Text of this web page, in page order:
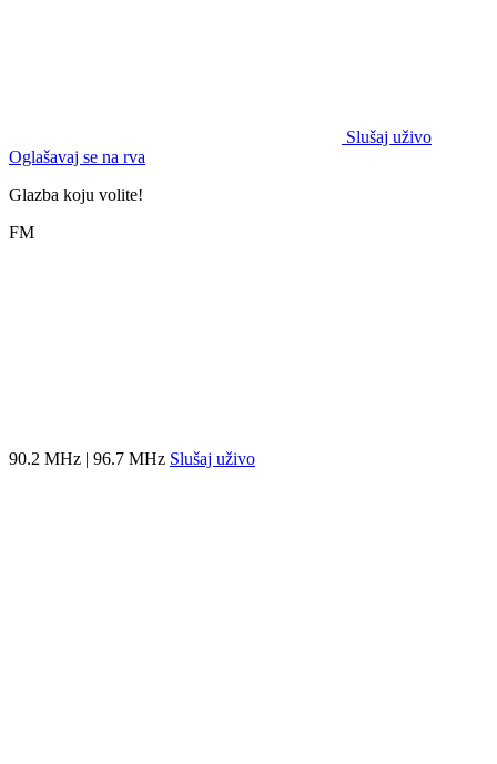
Slušaj uživo
Oglašavaj se na rva
Glazba koju volite!
FM
90.2 MHz | 96.7 MHz Slušaj uživo